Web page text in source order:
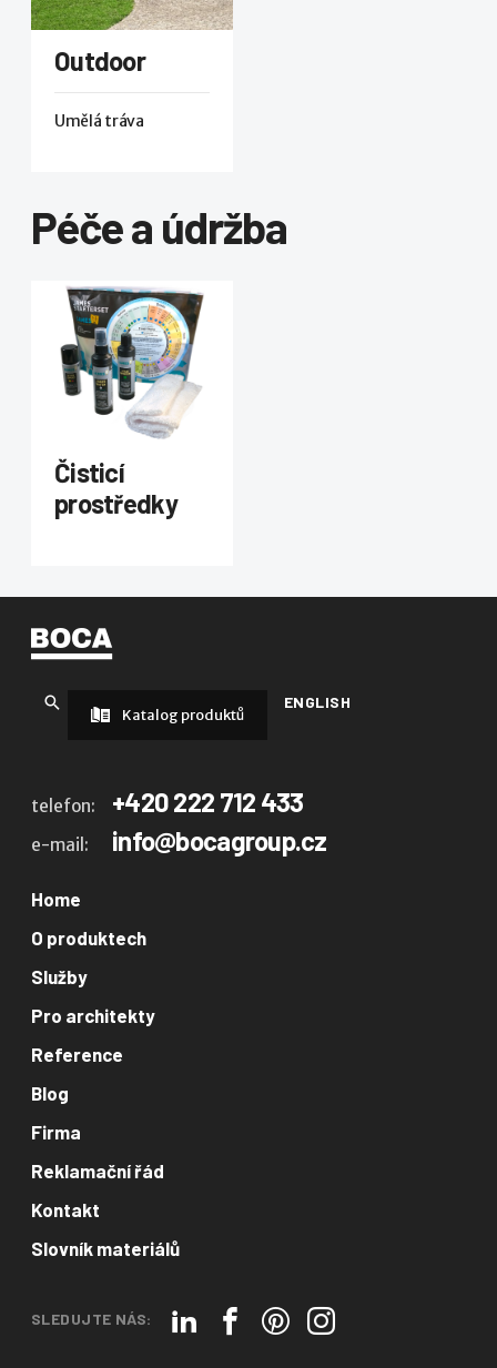
Outdoor
Umělá tráva
Péče a údržba
Čisticí
prostředky
ENGLISH
Katalog produktů
telefon: +420 222 712 433
e-mail: info@bocagroup.cz
Home
O produktech
Služby
Pro architekty
Reference
Blog
Firma
Reklamační řád
Kontakt
Slovník materiálů
SLEDUJTE NÁS: